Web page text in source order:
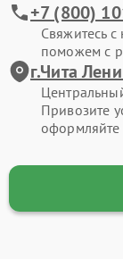
+7 (800)
Свяжитесь
поможем с
г.Чита
Привозите
оформляйте